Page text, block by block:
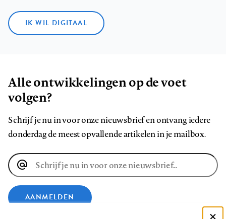
IK WIL DIGITAAL
Alle ontwikkelingen op de voet
volgen?
Schrijf je nu in voor onze nieuwsbrief en ontvang iedere
donderdag de meest opvallende artikelen in je mailbox.
E-
mailadres
AANMELDEN